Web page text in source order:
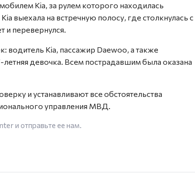
Kia, за рулем которого находилась
выехала на встречную полосу, где столкнулась с
и перевернулся.
водитель Kia, пассажир Daewoo, а также
девочка. Всем пострадавшим была оказана
и устанавливают все обстоятельства
управления МВД.
и отправьте ее нам.